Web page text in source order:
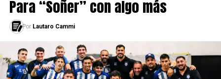
Para “Soñer” con algo más
Por Lautaro Cammi